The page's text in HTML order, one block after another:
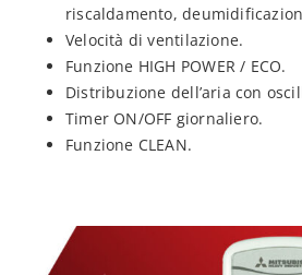
riscaldamento,
Velocità di ventilazione.
Funzione HIGH POWER / ECO.
Distribuzione dell’aria con
Timer ON/OFF giornaliero.
Funzione CLEAN.